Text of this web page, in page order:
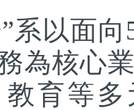
系以面
為核心
育等